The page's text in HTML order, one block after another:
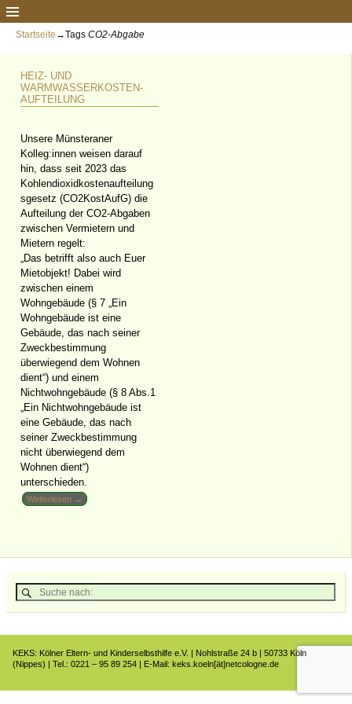
Startseite →Tags CO2-Abgabe
HEIZ- UND
WARMWASSERKOSTEN-
AUFTEILUNG
Unsere Münsteraner
Kolleg:innen weisen darauf
hin, dass seit 2023 das
Kohlendioxidkostenaufteilung
sgesetz (CO2KostAufG) die
Aufteilung der CO2-Abgaben
zwischen Vermietern und
Mietern regelt:
„Das betrifft also auch Euer
Mietobjekt! Dabei wird
zwischen einem
Wohngebäude (§ 7 „Ein
Wohngebäude ist eine
Gebäude, das nach seiner
Zweckbestimmung
überwiegend dem Wohnen
dient“) und einem
Nichtwohngebäude (§ 8 Abs.1
„Ein Nichtwohngebäude ist
eine Gebäude, das nach
seiner Zweckbestimmung
nicht überwiegend dem
Wohnen dient“)
unterschieden.
Weiterlesen →
KEKS: Kölner Eltern- und Kinderselbsthilfe e.V. | Nohlstraße 24 b | 50733 Köln
(Nippes) | Tel.: 0221 – 95 89 254 | E-Mail: keks.koeln[ät]netcologne.de